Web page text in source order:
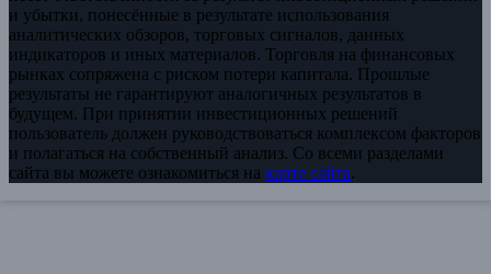
и убытки, понесённые в результате использования
аналитических обзоров, торговых сигналов, данных
индикаторов и иных материалов. Торговля на финансовых
рынках сопряжена с риском потери капитала. Прошлые
результаты не гарантируют аналогичных результатов в
будущем. При принятии инвестиционных решений
пользователь должен руководствоваться комплексом факторов
и полагаться на собственный анализ. Со всеми разделами
сайта вы можете ознакомиться на карте сайта.